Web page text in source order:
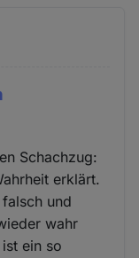
Schachzug:
erklärt.
und
wahr
ein so